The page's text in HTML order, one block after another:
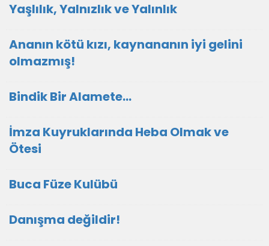
Yaşlılık, Yalnızlık ve Yalınlık
Ananın kötü kızı, kaynananın iyi gelini
olmazmış!
Bindik Bir Alamete...
İmza Kuyruklarında Heba Olmak ve
Ötesi
Buca Füze Kulübü
Danışma değildir!